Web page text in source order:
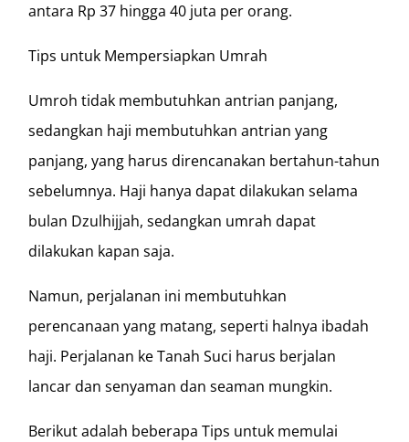
antara Rp 37 hingga 40 juta per orang.
Tips untuk Mempersiapkan Umrah
Umroh tidak membutuhkan antrian panjang,
sedangkan haji membutuhkan antrian yang
panjang, yang harus direncanakan bertahun-tahun
sebelumnya. Haji hanya dapat dilakukan selama
bulan Dzulhijjah, sedangkan umrah dapat
dilakukan kapan saja.
Namun, perjalanan ini membutuhkan
perencanaan yang matang, seperti halnya ibadah
haji. Perjalanan ke Tanah Suci harus berjalan
lancar dan senyaman dan seaman mungkin.
Berikut adalah beberapa Tips untuk memulai